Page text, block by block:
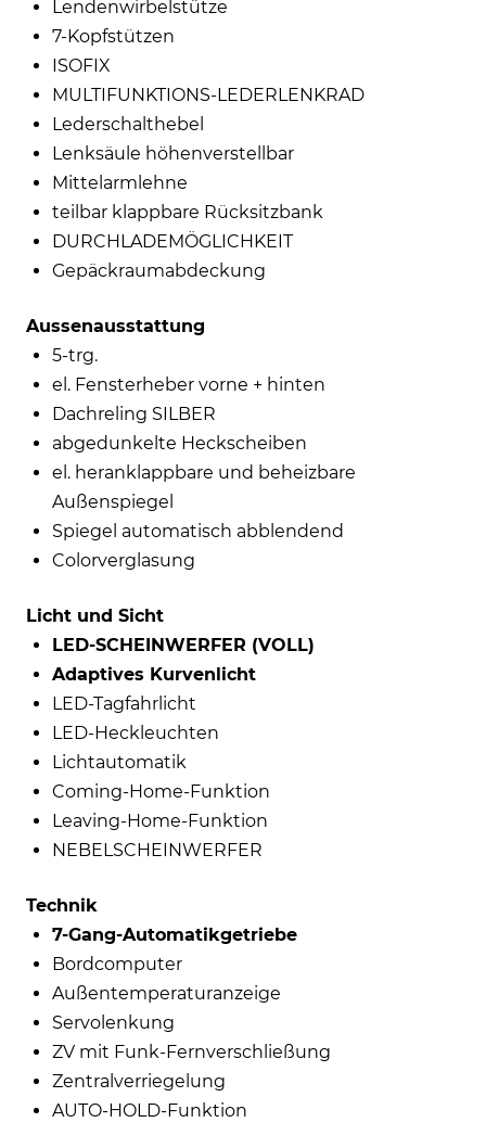
Lendenwirbelstütze
7-Kopfstützen
ISOFIX
MULTIFUNKTIONS-LEDERLENKRAD
Lederschalthebel
Lenksäule höhenverstellbar
Mittelarmlehne
teilbar klappbare Rücksitzbank
DURCHLADEMÖGLICHKEIT
Gepäckraumabdeckung
Aussenausstattung
5-trg.
el. Fensterheber vorne + hinten
Dachreling SILBER
abgedunkelte Heckscheiben
el. heranklappbare und beheizbare
Außenspiegel
Spiegel automatisch abblendend
Colorverglasung
Licht und Sicht
LED-SCHEINWERFER (VOLL)
Adaptives Kurvenlicht
LED-Tagfahrlicht
LED-Heckleuchten
Lichtautomatik
Coming-Home-Funktion
Leaving-Home-Funktion
NEBELSCHEINWERFER
Technik
7-Gang-Automatikgetriebe
Bordcomputer
Außentemperaturanzeige
Servolenkung
ZV mit Funk-Fernverschließung
Zentralverriegelung
AUTO-HOLD-Funktion